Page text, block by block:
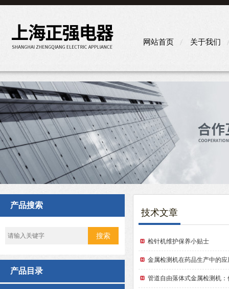
网站首页 关于我们
产品搜索
产品目录
技术文章
检针机维护保养小贴士
金属检测机在药品生产中的应
管道自由落体式金属检测机